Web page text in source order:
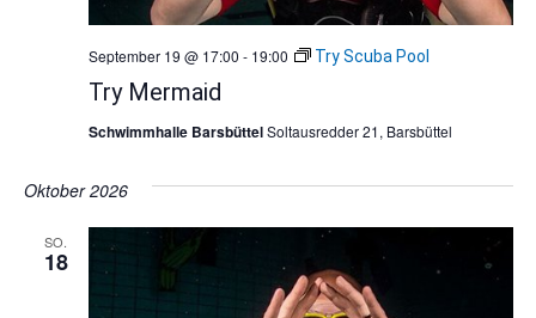
Try Mermaid
September 19 @ 17:00 - 19:00 Try Scuba Pool
Schwimmhalle BarsbüttelSoltausredder 21, Barsbüttel
Oktober 2026
SO.
18